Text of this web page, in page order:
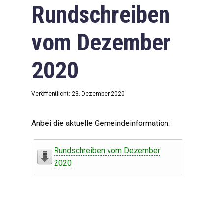
Rundschreiben
vom Dezember
2020
Veröffentlicht: 23. Dezember 2020
Anbei die aktuelle Gemeindeinformation:
Rundschreiben vom Dezember
2020